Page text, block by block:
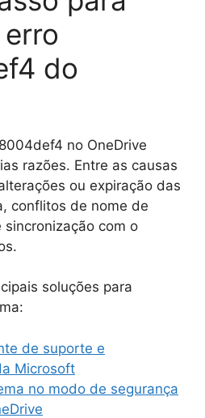
do
no OneDrive
razões. Entre as causas
ou expiração das
conflitos de nome de
com o
soluções para
de suporte e
Microsoft
no modo de segurança